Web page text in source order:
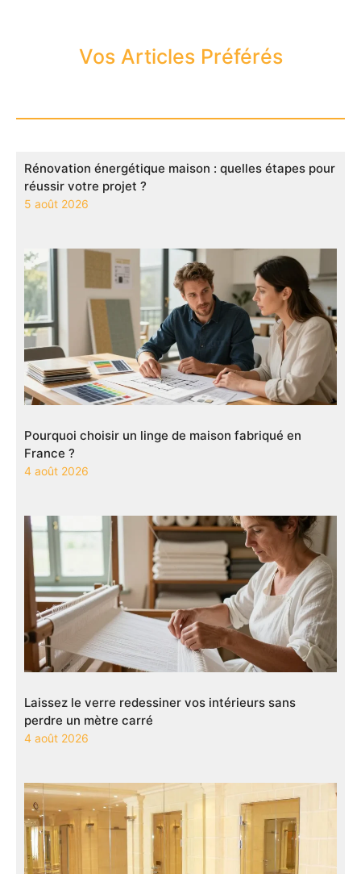
Vos Articles Préférés
Rénovation énergétique maison : quelles étapes pour
réussir votre projet ?
5 août 2026
Pourquoi choisir un linge de maison fabriqué en
France ?
4 août 2026
Laissez le verre redessiner vos intérieurs sans
perdre un mètre carré
4 août 2026